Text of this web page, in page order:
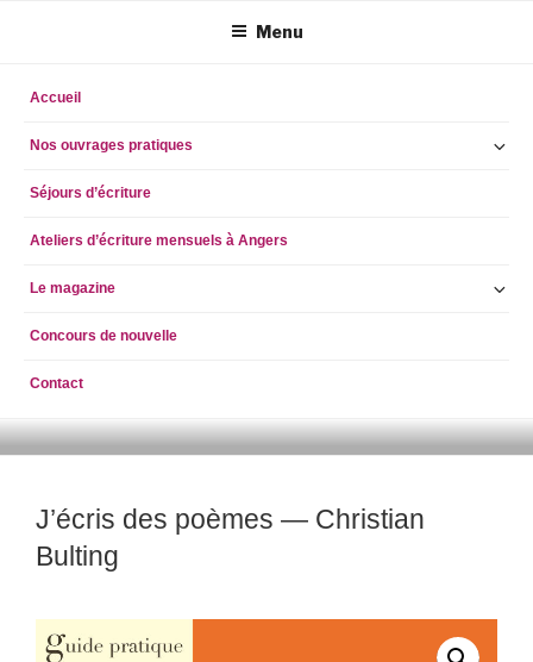
principal
Menu
Accueil
Nos ouvrages pratiques
Séjours d’écriture
Ateliers d’écriture mensuels à Angers
Le magazine
Concours de nouvelle
Contact
ECRIRE AUJOURD'HUI
J’écris des poèmes — Christian
Bulting